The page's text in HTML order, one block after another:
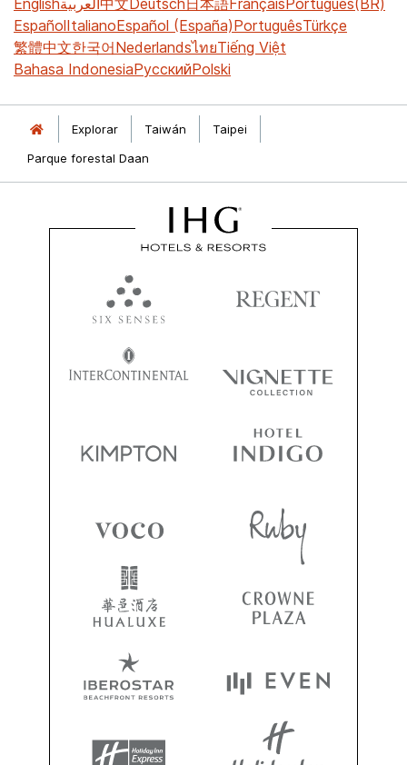
EspañolItalianoEspañol (España)PortuguêsTürkçe
繁體中文한국어NederlandsไทยTiếng Việt
Bahasa IndonesiaРусскийPolski
Explorar Taiwán
Taipei
Parque forestal Daan